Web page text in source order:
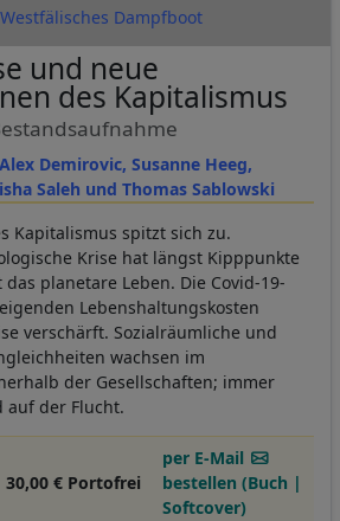
Dampfboot
Demirovic, Susanne Heeg,
Saleh und Thomas Sablowski
und neue
des Kapitalismus
Kapitalismus spitzt sich zu.
Krise hat längst Kipppunkte
planetare Leben. Die Covid-19-
Lebenshaltungskosten
verschärft. Sozialräumliche und
wachsen im
der Gesellschaften; immer
auf der Flucht.
30,00 € Portofrei
per E-Mail
bestellen (Buch |
Softcover)